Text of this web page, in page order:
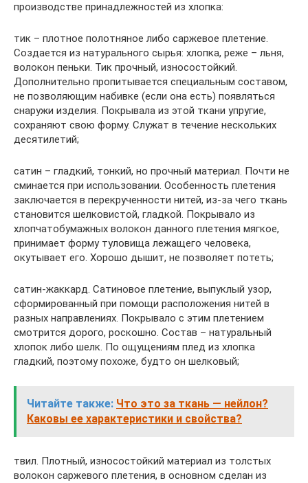
производстве принадлежностей из хлопка:
тик – плотное полотняное либо саржевое плетение.
Создается из натурального сырья: хлопка, реже – льня,
волокон пеньки. Тик прочный, износостойкий.
Дополнительно пропитывается специальным составом,
не позволяющим набивке (если она есть) появляться
снаружи изделия. Покрывала из этой ткани упругие,
сохраняют свою форму. Служат в течение нескольких
десятилетий;
сатин – гладкий, тонкий, но прочный материал. Почти не
сминается при использовании. Особенность плетения
заключается в перекрученности нитей, из-за чего ткань
становится шелковистой, гладкой. Покрывало из
хлопчатобумажных волокон данного плетения мягкое,
принимает форму туловища лежащего человека,
окутывает его. Хорошо дышит, не позволяет потеть;
сатин-жаккард. Сатиновое плетение, выпуклый узор,
сформированный при помощи расположения нитей в
разных направлениях. Покрывало с этим плетением
смотрится дорого, роскошно. Состав – натуральный
хлопок либо шелк. По ощущениям плед из хлопка
гладкий, поэтому похоже, будто он шелковый;
Читайте также: Что это за ткань — нейлон?
Каковы ее характеристики и свойства?
твил. Плотный, износостойкий материал из толстых
волокон саржевого плетения, в основном сделан из